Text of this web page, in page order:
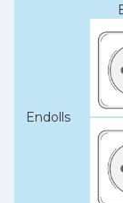
Endolls